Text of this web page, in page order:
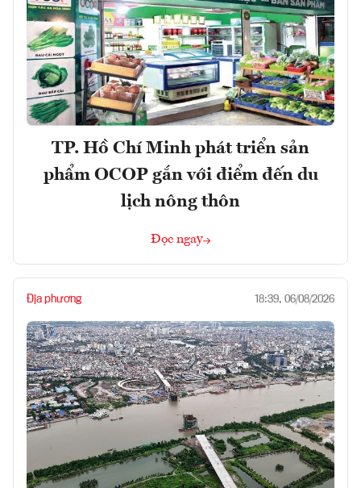
TP. Hồ Chí Minh phát triển sản
phẩm OCOP gắn với điểm đến du
lịch nông thôn
Đọc ngay
Địa phương 18:39, 06/08/2026